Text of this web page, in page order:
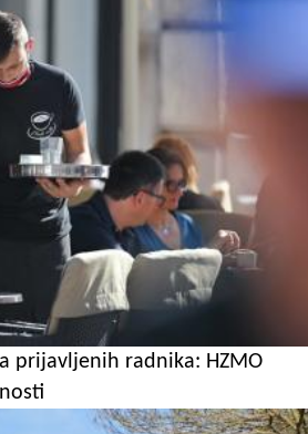
prijavljenih radnika: HZMO